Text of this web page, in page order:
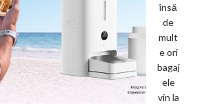
însă
de
mult
e ori
bagaj
ele
vin la